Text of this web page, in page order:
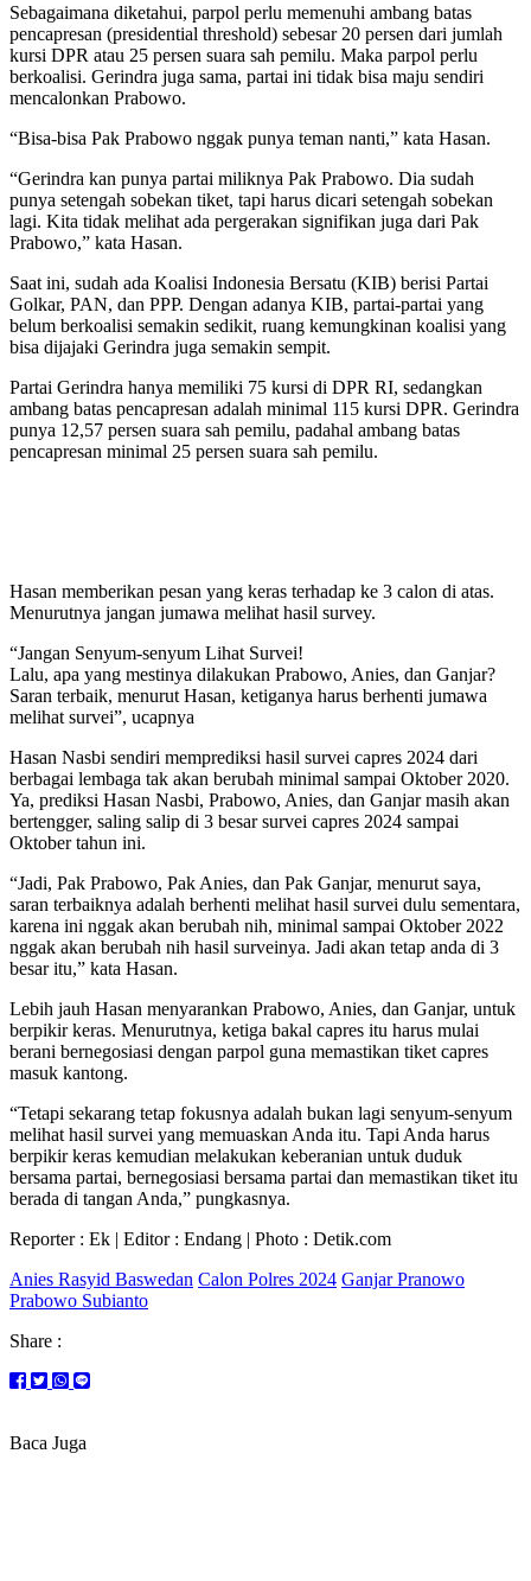
Sebagaimana diketahui, parpol perlu memenuhi ambang batas
pencapresan (presidential threshold) sebesar 20 persen dari jumlah
kursi DPR atau 25 persen suara sah pemilu. Maka parpol perlu
berkoalisi. Gerindra juga sama, partai ini tidak bisa maju sendiri
mencalonkan Prabowo.
“Bisa-bisa Pak Prabowo nggak punya teman nanti,” kata Hasan.
“Gerindra kan punya partai miliknya Pak Prabowo. Dia sudah
punya setengah sobekan tiket, tapi harus dicari setengah sobekan
lagi. Kita tidak melihat ada pergerakan signifikan juga dari Pak
Prabowo,” kata Hasan.
Saat ini, sudah ada Koalisi Indonesia Bersatu (KIB) berisi Partai
Golkar, PAN, dan PPP. Dengan adanya KIB, partai-partai yang
belum berkoalisi semakin sedikit, ruang kemungkinan koalisi yang
bisa dijajaki Gerindra juga semakin sempit.
Partai Gerindra hanya memiliki 75 kursi di DPR RI, sedangkan
ambang batas pencapresan adalah minimal 115 kursi DPR. Gerindra
punya 12,57 persen suara sah pemilu, padahal ambang batas
pencapresan minimal 25 persen suara sah pemilu.
Hasan memberikan pesan yang keras terhadap ke 3 calon di atas.
Menurutnya jangan jumawa melihat hasil survey.
“Jangan Senyum-senyum Lihat Survei!
Lalu, apa yang mestinya dilakukan Prabowo, Anies, dan Ganjar?
Saran terbaik, menurut Hasan, ketiganya harus berhenti jumawa
melihat survei”, ucapnya
Hasan Nasbi sendiri memprediksi hasil survei capres 2024 dari
berbagai lembaga tak akan berubah minimal sampai Oktober 2020.
Ya, prediksi Hasan Nasbi, Prabowo, Anies, dan Ganjar masih akan
bertengger, saling salip di 3 besar survei capres 2024 sampai
Oktober tahun ini.
“Jadi, Pak Prabowo, Pak Anies, dan Pak Ganjar, menurut saya,
saran terbaiknya adalah berhenti melihat hasil survei dulu sementara,
karena ini nggak akan berubah nih, minimal sampai Oktober 2022
nggak akan berubah nih hasil surveinya. Jadi akan tetap anda di 3
besar itu,” kata Hasan.
Lebih jauh Hasan menyarankan Prabowo, Anies, dan Ganjar, untuk
berpikir keras. Menurutnya, ketiga bakal capres itu harus mulai
berani bernegosiasi dengan parpol guna memastikan tiket capres
masuk kantong.
“Tetapi sekarang tetap fokusnya adalah bukan lagi senyum-senyum
melihat hasil survei yang memuaskan Anda itu. Tapi Anda harus
berpikir keras kemudian melakukan keberanian untuk duduk
bersama partai, bernegosiasi bersama partai dan memastikan tiket itu
berada di tangan Anda,” pungkasnya.
Reporter : Ek | Editor : Endang | Photo : Detik.com
Anies Rasyid Baswedan Calon Polres 2024 Ganjar Pranowo
Prabowo Subianto
Share :
Baca Juga